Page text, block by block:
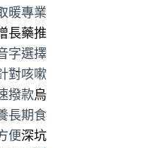
暖專業
長藥推
字選擇
對咳嗽
撥款烏
長期食
便深坑